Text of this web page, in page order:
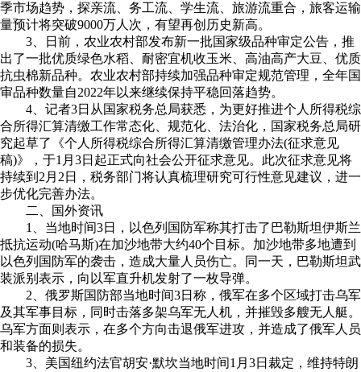
季市场趋势，探亲流、务工流、学生流、旅游流重合，旅客运输
量预计将突破9000万人次，有望再创历史新高。
3、日前，农业农村部发布新一批国家级品种审定公告，推
出了一批优质绿色水稻、耐密宜机收玉米、高油高产大豆、优质
抗虫棉新品种。农业农村部持续加强品种审定规范管理，全年国
审品种数量自2022年以来继续保持平稳回落趋势。
4、记者3日从国家税务总局获悉，为更好推进个人所得税综
合所得汇算清缴工作常态化、规范化、法治化，国家税务总局研
究起草了《个人所得税综合所得汇算清缴管理办法(征求意见
稿)》，于1月3日起正式向社会公开征求意见。此次征求意见将
持续到2月2日，税务部门将认真梳理研究可行性意见建议，进一
步优化完善办法。
二、国外资讯
1、当地时间3日，以色列国防军称其打击了巴勒斯坦伊斯兰
抵抗运动(哈马斯)在加沙地带大约40个目标。加沙地带多地遭到
以色列国防军的袭击，造成大量人员伤亡。同一天，巴勒斯坦武
装派别表示，向以军直升机发射了一枚导弹。
2、俄罗斯国防部当地时间3日称，俄军在多个区域打击乌军
及其军事目标，同时击落多架乌军无人机，并摧毁多艘无人艇。
乌军方面则表示，在多个方向击退俄军进攻，并造成了俄军人员
和装备的损失。
3、美国纽约法官胡安·默坎当地时间1月3日裁定，维持特朗